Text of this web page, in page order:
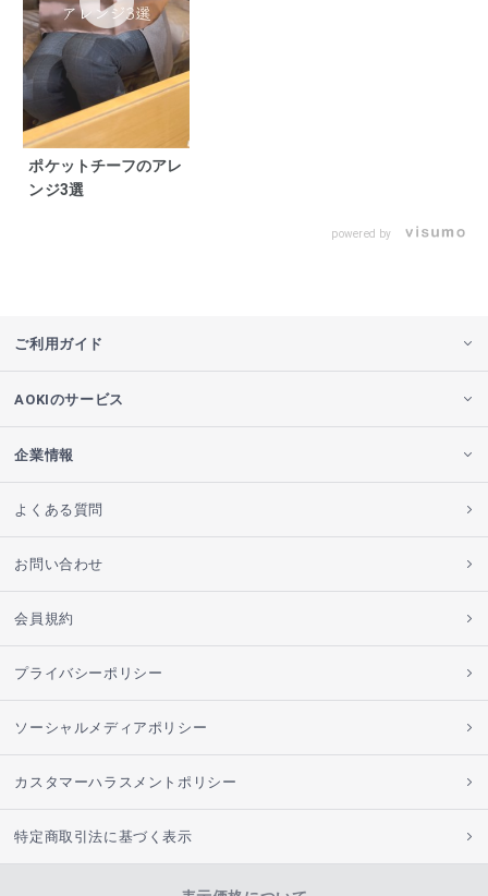
ポケットチーフのアレ
ンジ3選
powered by
ご利用ガイド
AOKIのサービス
企業情報
よくある質問
お問い合わせ
会員規約
プライバシーポリシー
ソーシャルメディアポリシー
カスタマーハラスメントポリシー
特定商取引法に基づく表示